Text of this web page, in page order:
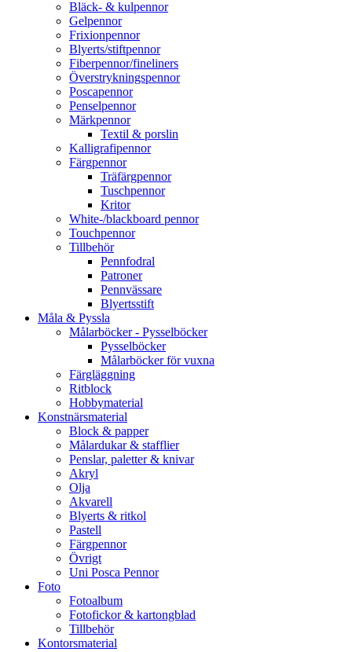
Bläck- & kulpennor
Gelpennor
Frixionpennor
Blyerts/stiftpennor
Fiberpennor/fineliners
Överstrykningspennor
Poscapennor
Penselpennor
Märkpennor
Textil & porslin
Kalligrafipennor
Färgpennor
Träfärgpennor
Tuschpennor
Kritor
White-/blackboard pennor
Touchpennor
Tillbehör
Pennfodral
Patroner
Pennvässare
Blyertsstift
Måla & Pyssla
Målarböcker - Pysselböcker
Pysselböcker
Målarböcker för vuxna
Färgläggning
Ritblock
Hobbymaterial
Konstnärsmaterial
Block & papper
Målardukar & stafflier
Penslar, paletter & knivar
Akryl
Olja
Akvarell
Blyerts & ritkol
Pastell
Färgpennor
Övrigt
Uni Posca Pennor
Foto
Fotoalbum
Fotofickor & kartongblad
Tillbehör
Kontorsmaterial